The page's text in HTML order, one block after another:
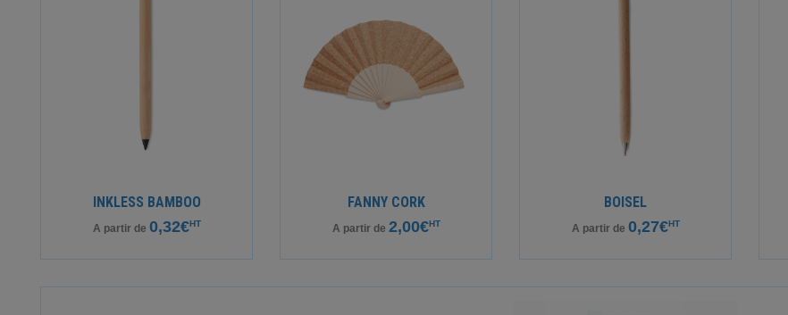
INKLESS BAMBOO
A partir de 0,32€HT
FANNY CORK
A partir de 2,00€HT
BOISEL
A partir de 0,27€HT